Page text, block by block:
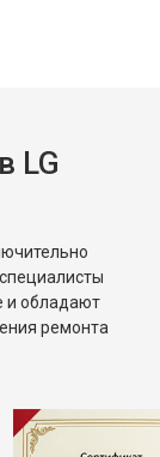
LG
и обладают
ремонта